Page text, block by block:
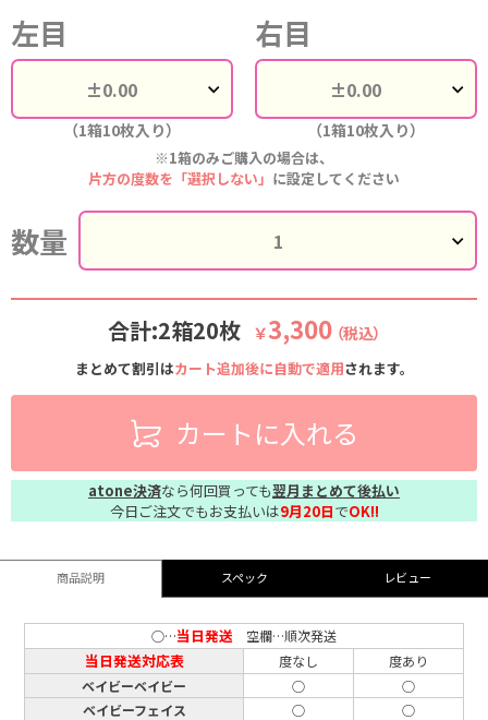
左目
（1箱10枚入り）
右目
（1箱10枚入り）
※1箱のみご購入の場合は、
片方の度数を「選択しない」 に設定してください
数量
合計:2箱20枚 ￥3,300 （税込）
まとめて割引はカート追加後に自動で適用されます。
カートに入れる
atone決済なら何回買っても翌月まとめて後払い
今日ご注文でもお支払いは9月20日でOK!!
商品説明 スペック レビュー
○…当日発送 空欄…順次発送
当日発送対応表 度なし
度あり
ベイビーベイビー
○
○
ベイビーフェイス
○
○